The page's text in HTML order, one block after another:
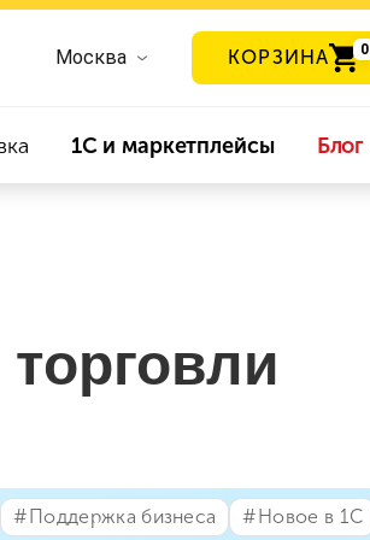
Москва КОРЗИНА 0
1С и маркетплейсы Блог
#⁣Поддержка бизнеса
#⁣Новое в 1С